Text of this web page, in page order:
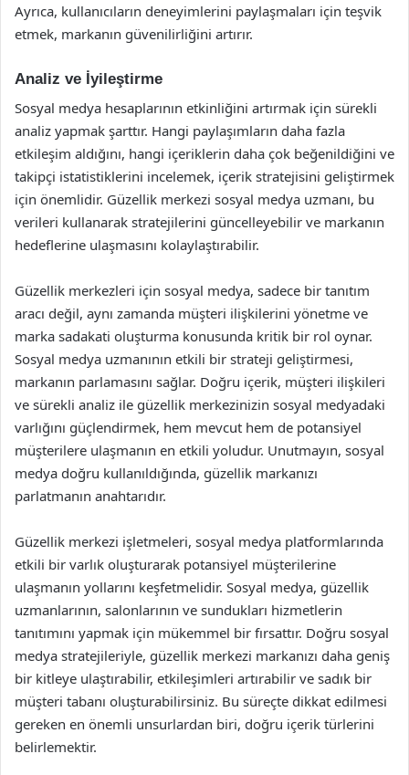
Ayrıca, kullanıcıların deneyimlerini paylaşmaları için teşvik
etmek, markanın güvenilirliğini artırır.
Analiz ve İyileştirme
Sosyal medya hesaplarının etkinliğini artırmak için sürekli
analiz yapmak şarttır. Hangi paylaşımların daha fazla
etkileşim aldığını, hangi içeriklerin daha çok beğenildiğini ve
takipçi istatistiklerini incelemek, içerik stratejisini geliştirmek
için önemlidir. Güzellik merkezi sosyal medya uzmanı, bu
verileri kullanarak stratejilerini güncelleyebilir ve markanın
hedeflerine ulaşmasını kolaylaştırabilir.
Güzellik merkezleri için sosyal medya, sadece bir tanıtım
aracı değil, aynı zamanda müşteri ilişkilerini yönetme ve
marka sadakati oluşturma konusunda kritik bir rol oynar.
Sosyal medya uzmanının etkili bir strateji geliştirmesi,
markanın parlamasını sağlar. Doğru içerik, müşteri ilişkileri
ve sürekli analiz ile güzellik merkezinizin sosyal medyadaki
varlığını güçlendirmek, hem mevcut hem de potansiyel
müşterilere ulaşmanın en etkili yoludur. Unutmayın, sosyal
medya doğru kullanıldığında, güzellik markanızı
parlatmanın anahtarıdır.
Güzellik merkezi işletmeleri, sosyal medya platformlarında
etkili bir varlık oluşturarak potansiyel müşterilerine
ulaşmanın yollarını keşfetmelidir. Sosyal medya, güzellik
uzmanlarının, salonlarının ve sundukları hizmetlerin
tanıtımını yapmak için mükemmel bir fırsattır. Doğru sosyal
medya stratejileriyle, güzellik merkezi markanızı daha geniş
bir kitleye ulaştırabilir, etkileşimleri artırabilir ve sadık bir
müşteri tabanı oluşturabilirsiniz. Bu süreçte dikkat edilmesi
gereken en önemli unsurlardan biri, doğru içerik türlerini
belirlemektir.